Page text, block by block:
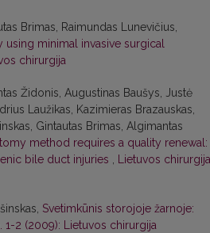
Brimas, Raimundas Lunevičius,
minimal invasive surgical
chirurgija
Židonis, Augustinas Baušys, Justė
Laužikas, Kazimieras Brazauskas,
Gintautas Brimas, Algimantas
method requires a quality renewal:
bile duct injuries , Lietuvos
Svetimkūnis storojoje žarnoje:
1-2 (2009): Lietuvos chirurgija